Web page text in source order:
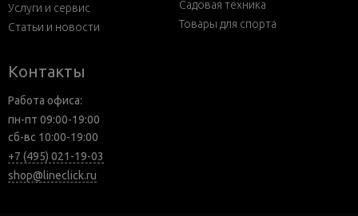
Услуги и сервис
Статьи и новости
Садовая техника
Товары для спорта
Контакты
Работа офиса:
пн-пт 09:00-19:00
сб-вс 10:00-19:00
+7 (495) 021-19-03
shop@lineclick.ru